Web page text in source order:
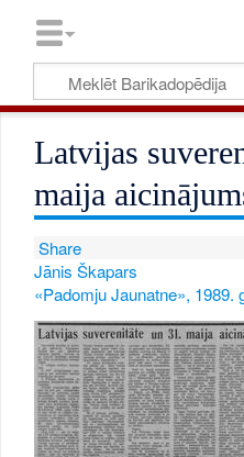
Latvijas
maija
Share
Jānis Škapars
«Padomju Jaunatne», 1989.